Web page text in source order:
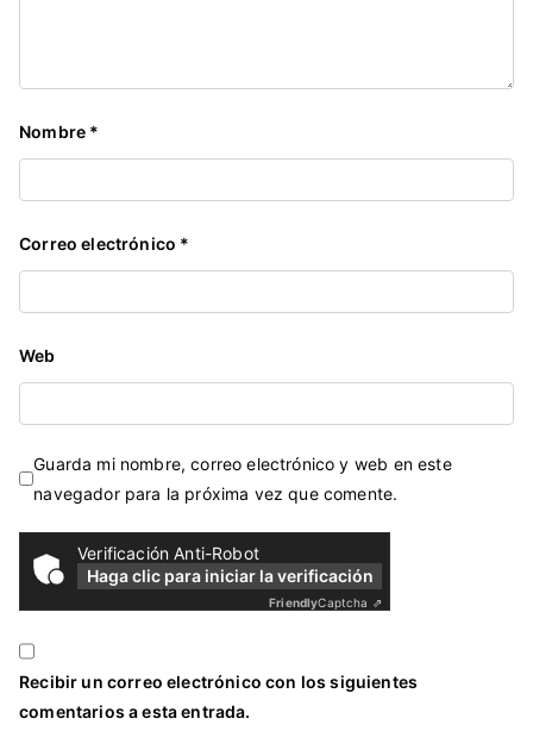
Nombre *
Correo electrónico *
Web
Guarda mi nombre, correo electrónico y web en este
navegador para la próxima vez que comente.
Verificación Anti-Robot
Haga clic para iniciar la verificación
FriendlyCaptcha ⇗
Recibir un correo electrónico con los siguientes
comentarios a esta entrada.